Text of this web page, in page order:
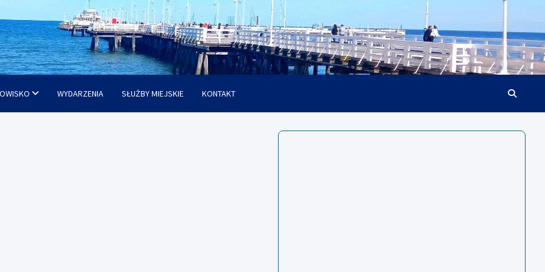
WYDARZENIA SŁUŻBY MIEJSKIE KONTAKT